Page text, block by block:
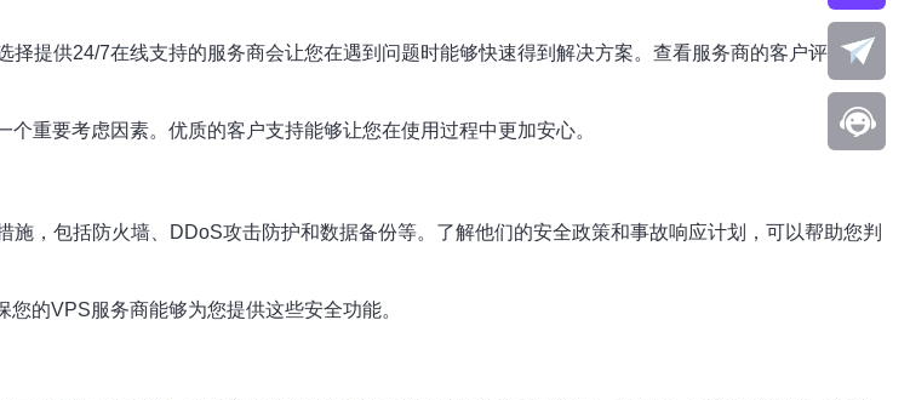
提供24/7在线支持的服务商会让您在遇到问题时能够快速得到解决方案。查看服务商的客户评价，了
重要考虑因素。优质的客户支持能够让您在使用过程中更加安心。
施，包括防火墙、DDoS攻击防护和数据备份等。了解他们的安全政策和事故响应计划，可以帮助您判
的VPS服务商能够为您提供这些安全功能。